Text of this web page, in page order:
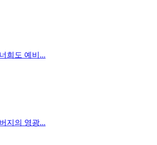
희도 예비...
지의 영광...